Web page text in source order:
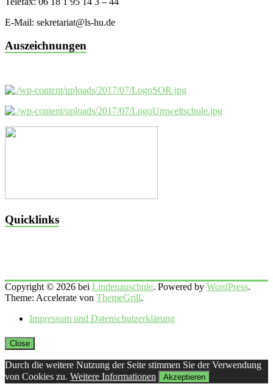
E-Mail: sekretariat@ls-hu.de
Auszeichnungen
Quicklinks
Copyright © 2026 bei Lindenauschule. Powered by WordPress.
Theme: Accelerate von ThemeGrill.
Impressum und Datenschutzerklärung
Close
Durch die weitere Nutzung der Seite stimmen Sie der Verwendung
von Cookies zu. Weitere Informationen Akzeptieren